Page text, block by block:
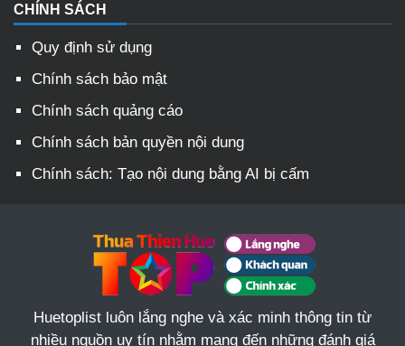
CHÍNH SÁCH
Quy định sử dụng
Chính sách bảo mật
Chính sách quảng cáo
Chính sách bản quyền nội dung
Chính sách: Tạo nội dung bằng AI bị cấm
Huetoplist luôn lắng nghe và xác minh thông tin từ
nhiều nguồn uy tín nhằm mang đến những đánh giá